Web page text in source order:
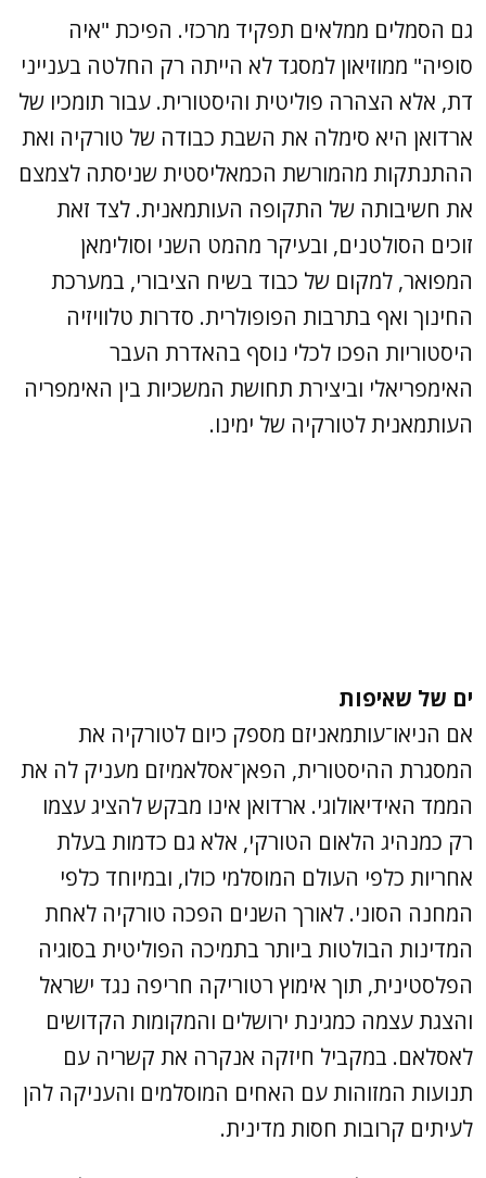
גם הסמלים ממלאים תפקיד מרכזי. הפיכת "איה
סופיה" ממוזיאון למסגד לא הייתה רק החלטה בענייני
דת, אלא הצהרה פוליטית והיסטורית. עבור תומכיו של
ארדואן היא סימלה את השבת כבודה של טורקיה ואת
ההתנתקות מהמורשת הכמאליסטית שניסתה לצמצם
את חשיבותה של התקופה העותמאנית. לצד זאת
זוכים הסולטנים, ובעיקר מהמט השני וסולימאן
המפואר, למקום של כבוד בשיח הציבורי, במערכת
החינוך ואף בתרבות הפופולרית. סדרות טלוויזיה
היסטוריות הפכו לכלי נוסף בהאדרת העבר
האימפריאלי וביצירת תחושת המשכיות בין האימפריה
העותמאנית לטורקיה של ימינו.
ים של שאיפות
אם הניאו־עותמאניזם מספק כיום לטורקיה את
המסגרת ההיסטורית, הפאן־אסלאמיזם מעניק לה את
הממד האידיאולוגי. ארדואן אינו מבקש להציג עצמו
רק כמנהיג הלאום הטורקי, אלא גם כדמות בעלת
אחריות כלפי העולם המוסלמי כולו, ובמיוחד כלפי
המחנה הסוני. לאורך השנים הפכה טורקיה לאחת
המדינות הבולטות ביותר בתמיכה הפוליטית בסוגיה
הפלסטינית, תוך אימוץ רטוריקה חריפה נגד ישראל
והצגת עצמה כמגינת ירושלים והמקומות הקדושים
לאסלאם. במקביל חיזקה אנקרה את קשריה עם
תנועות המזוהות עם האחים המוסלמים והעניקה להן
לעיתים קרובות חסות מדינית.